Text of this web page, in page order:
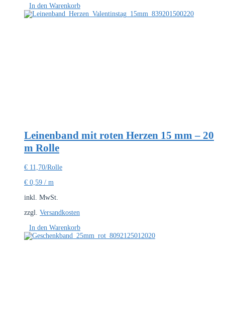
In den Warenkorb
Leinenband mit roten Herzen 15 mm – 20
m Rolle
€ 11,70/Rolle
€ 0,59 / m
inkl. MwSt.
zzgl. Versandkosten
In den Warenkorb